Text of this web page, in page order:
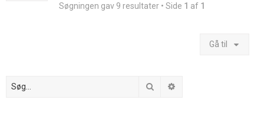
Søgningen gav 9 resultater • Side 1 af 1
Gå til
Søg